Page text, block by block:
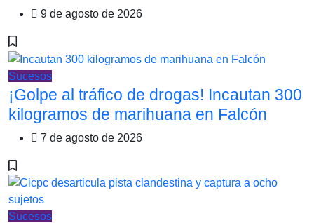
9 de agosto de 2026
Sucesos
¡Golpe al tráfico de drogas! Incautan 300
kilogramos de marihuana en Falcón
7 de agosto de 2026
Sucesos